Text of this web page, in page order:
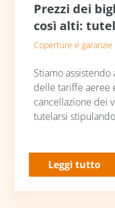
Prezzi dei
così alti:
Coperture e garanzie
Stiamo assistendo
delle tariffe aeree
cancellazione dei
tutelarsi
Leggi tutto